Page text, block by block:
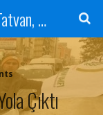
Ajans13.com - Bitlis Haber, Tatvan, Ahlat, Adilcevaz, Mutki, Hizan, Güroymak, Gazete, Ajans, 13, Haber
Çıktı